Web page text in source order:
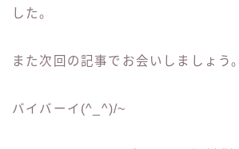
した。
また次回の記事でお会いしましょう。
バイバーイ(^_^)/~